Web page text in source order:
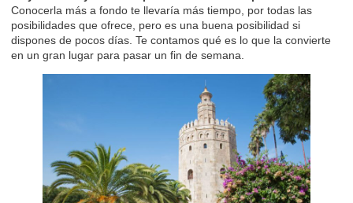
Conocerla más a fondo te llevaría más tiempo, por todas las
posibilidades que ofrece, pero es una buena posibilidad si
dispones de pocos días. Te contamos qué es lo que la convierte
en un gran lugar para pasar un fin de semana.